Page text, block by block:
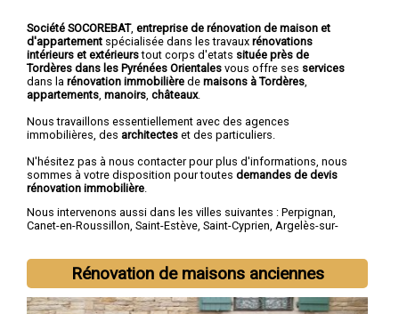
Société SOCOREBAT, entreprise de rénovation de maison et
d'appartement spécialisée dans les travaux rénovations
intérieurs et extérieurstout corps d'etats située près de
Tordères dans les Pyrénées Orientales vous offre ses services
dans la rénovation immobilière de maisons à Tordères
appartements manoirs châteaux.
Nous travaillons essentiellement avec des agences
immobilières, des architectes et des particuliers.
N'hésitez pas à nous contacter pour plus d'informations, nous
sommes à votre disposition pour toutes demandes de devis
rénovation immobilière
Nous intervenons aussi dans les villes suivantes : Perpignan,
Canet-en-Roussillon, Saint-Estève, Saint-Cyprien, Argelès-sur-
Rénovation de maisons anciennes